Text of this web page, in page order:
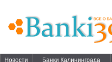
Новости Банки Калининграда